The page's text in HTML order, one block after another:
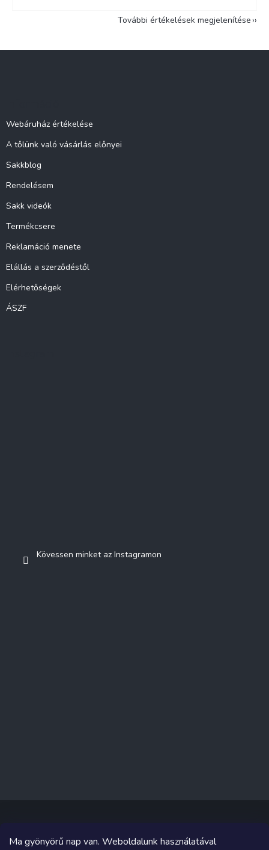
Ma gyönyörű nap van. Weboldalunk használatával
További értékelések megjelenítése
Webáruház értékelése
A tőlünk való vásárlás előnyei
Sakkblog
Rendelésem
Sakk videók
Termékcsere
Reklamáció menete
Elállás a szerződéstől
Elérhetőségek
ÁSZF
Kövessen minket az Instagramon
Copyright 2026 Sakküzlet. Minden jog fenntartva.